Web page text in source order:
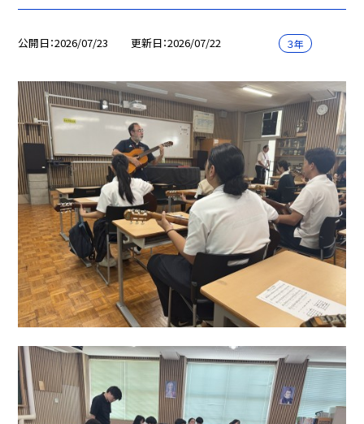
公開日 2026/07/23 更新日 2026/07/22 ３年